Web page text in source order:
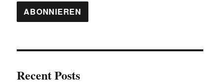
Recent Posts